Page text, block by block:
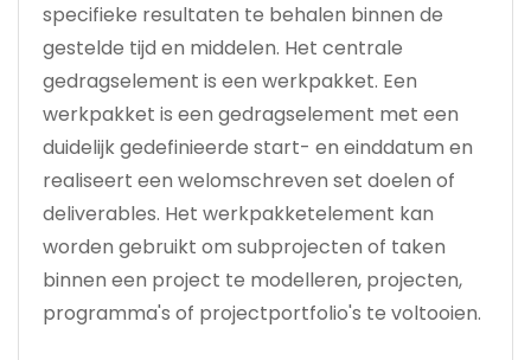
specifieke resultaten te behalen binnen de
gestelde tijd en middelen. Het centrale
gedragselement is een werkpakket. Een
werkpakket is een gedragselement met een
duidelijk gedefinieerde start- en einddatum en
realiseert een welomschreven set doelen of
deliverables. Het werkpakketelement kan
worden gebruikt om subprojecten of taken
binnen een project te modelleren, projecten,
programma's of projectportfolio's te voltooien.